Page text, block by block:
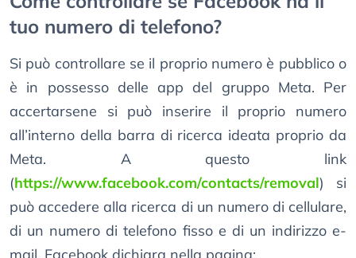
tuo numero di telefono?
Si può controllare se il proprio numero è pubblico o
è in possesso delle app del gruppo Meta. Per
accertarsene si può inserire il proprio numero
all’interno della barra di ricerca ideata proprio da
Meta. A questo link
(https://www.facebook.com/contacts/removal) si
può accedere alla ricerca di un numero di cellulare,
di un numero di telefono fisso e di un indirizzo e-